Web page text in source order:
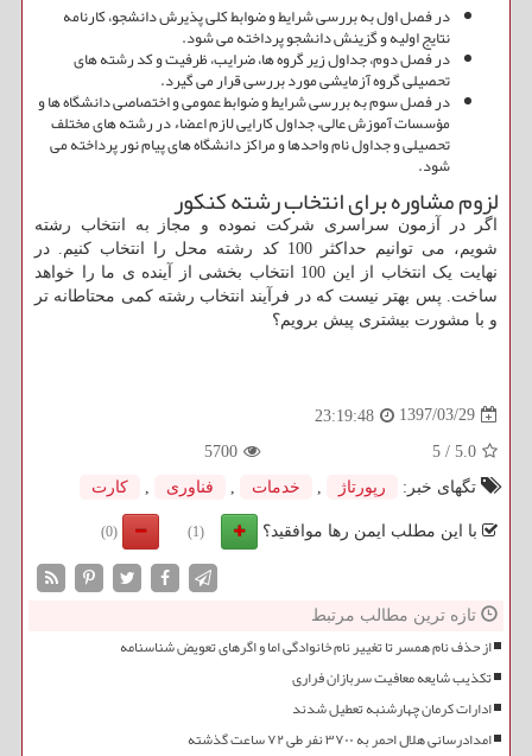
در فصل اول به بررسی شرایط و ضوابط کلی پذیرش دانشجو، کارنامه
نتایج اولیه و گزینش دانشجو پرداخته می شود.
در فصل دوم، جداول زیر گروه ها، ضرایب، ظرفیت و کد رشته های
تحصیلی گروه آزمایشی مورد بررسی قرار می گیرد.
در فصل سوم به بررسی شرایط و ضوابط عمومی و اختصاصی دانشگاه ها و
مؤسسات آموزش عالی، جداول کارایی لازم اعضاء در رشته های مختلف
تحصیلی و جداول نام واحدها و مراکز دانشگاه های پیام نور پرداخته می
شود.
لزوم مشاوره برای انتخاب رشته کنکور
اگر در آزمون سراسری شرکت نموده و مجاز به انتخاب رشته
شویم، می توانیم حداکثر 100 کد رشته محل را انتخاب کنیم. در
نهایت یک انتخاب از این 100 انتخاب بخشی از آینده ی ما را خواهد
ساخت. پس بهتر نیست که در فرآیند انتخاب رشته کمی محتاطانه تر
و با مشورت بیشتری پیش برویم؟
1397/03/29
23:19:48
5.0
/
5
5700
تگهای خبر:
رپورتاژ , خدمات , فناوری , كارت
با این مطلب ایمن رها موافقید؟ (1)
(0)
تازه ترین مطالب مرتبط
از حذف نام همسر تا تغییر نام خانوادگی اما و اگرهای تعویض شناسنامه
تکذیب شایعه معافیت سربازان فراری
ادارات کرمان چهارشنبه تعطیل شدند
امدادرسانی هلال احمر به ۳۷۰۰ نفر طی ۷۲ ساعت گذشته